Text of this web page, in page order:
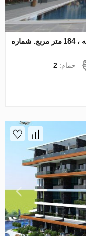
آپارتمان در Beylikduezue ، ترکیه 3 خوابه ، 184 متر مربع. شماره
حمام:2